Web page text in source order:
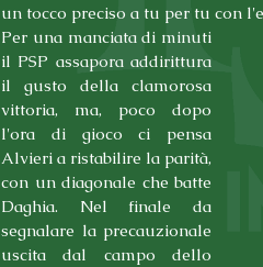
un tocco preciso a tu per tu con
Per una manciata di minuti
il PSP assapora addirittura
il gusto della clamorosa
vittoria, ma, poco dopo
l'ora di gioco ci pensa
Alvieri a ristabilire la parità,
con un diagonale che batte
Daghia. Nel finale da
segnalare la precauzionale
uscita dal campo dello